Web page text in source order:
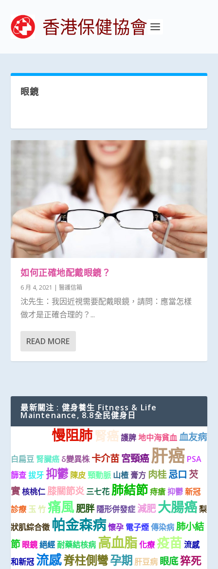
香港保健協會
眼鏡
如何正確地配戴眼鏡？
6 月 4, 2021 |醫護信箱
沈先生：我因近視需要配戴眼鏡，請問：應當怎樣
做才是正確合理的？...
READ MORE
最新關注 : 健身養生 Fitness & Life
Maintenance, 8.8全民健身日
慢阻肺腎癌 護脾 地中海貧血 血友病
白扁豆 腎臟癌 δ變異株 卡介苗宮頸癌肝癌 PSA
篩查 拔牙 抑鬱 陳皮 頸動脈 山楂 膏方 肉桂忌口 芡
實核桃仁 膝關節炎 三七花 肺結節 痔瘡 抑鬱 新冠
診療 玉 竹 痛風肥胖 隱形併發症 減肥大腸癌梨
狀肌綜合徵 帕金森病懷孕 電子煙 傳染病 肺小結
節 眼鏡絕經 耐藥結核病 高血脂 化療 疫苗 流感
和新冠 流感脊柱側彎孕期 肝豆病 眼底猝死